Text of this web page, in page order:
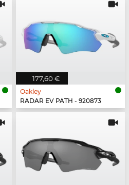
177,60 €
Oakley
RADAR EV PATH - 920873